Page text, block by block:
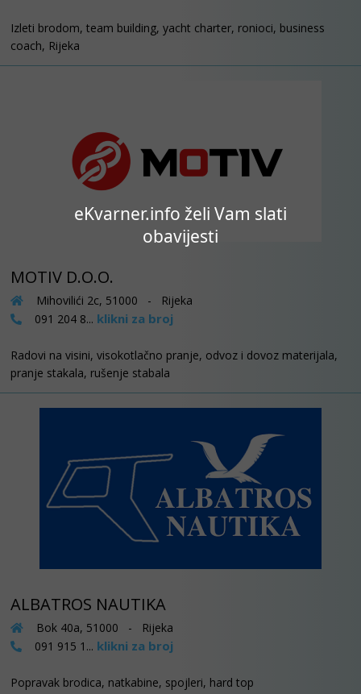
eKvarner.info želi Vam slati
obavijesti
Izleti brodom, team building, yacht charter, ronioci, business
coach, Rijeka
MOTIV D.O.O.
Mihovilići 2c, 51000 - Rijeka
091 204 8... klikni za broj
Radovi na visini, visokotlačno pranje, odvoz i dovoz materijala,
pranje stakala, rušenje stabala
ALBATROS NAUTIKA
Bok 40a, 51000 - Rijeka
091 915 1... klikni za broj
Popravak brodica, natkabine, spojleri, hard top